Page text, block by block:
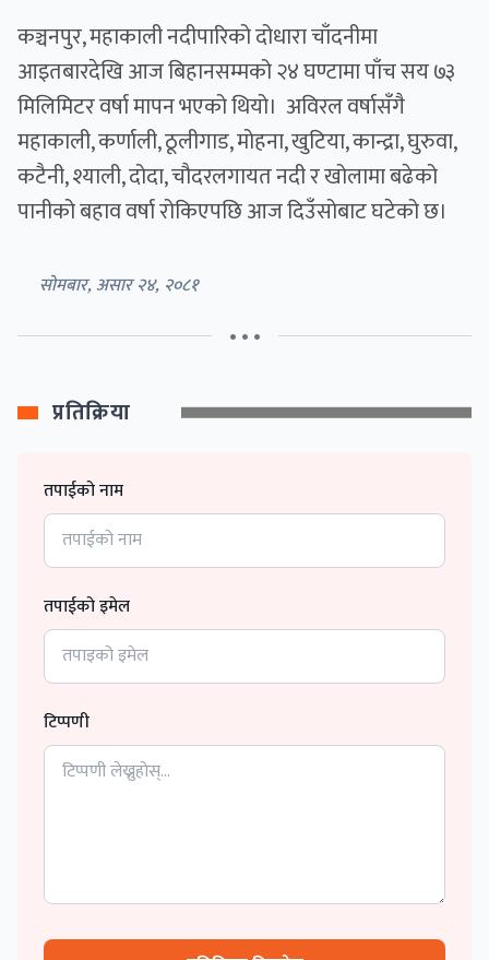
कञ्चनपुर, महाकाली नदीपारिको दोधारा चाँदनीमा
आइतबारदेखि आज बिहानसम्मको २४ घण्टामा पाँच सय ७३
मिलिमिटर वर्षा मापन भएको थियो। अविरल वर्षासँगै
महाकाली, कर्णाली, ठूलीगाड, मोहना, खुटिया, कान्द्रा, घुरुवा,
कटैनी, श्याली, दोदा, चौदरलगायत नदी र खोलामा बढेको
पानीको बहाव वर्षा रोकिएपछि आज दिउँसोबाट घटेको छ।
सोमबार, असार २४, २०८१
• • •
प्रतिक्रिया
तपाईको नाम
तपाईको इमेल
टिप्पणी